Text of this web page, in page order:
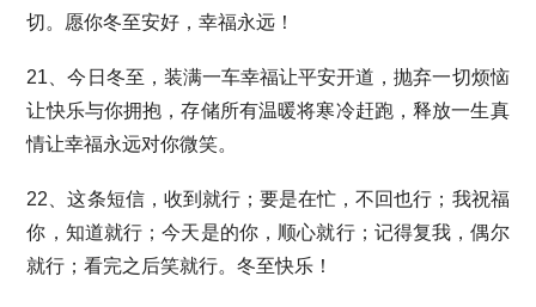
切。愿你冬至安好，幸福永远！
21、今日冬至，装满一车幸福让平安开道，抛弃一切烦恼
让快乐与你拥抱，存储所有温暖将寒冷赶跑，释放一生真
情让幸福永远对你微笑。
22、这条短信，收到就行；要是在忙，不回也行；我祝福
你，知道就行；今天是的你，顺心就行；记得复我，偶尔
就行；看完之后笑就行。冬至快乐！